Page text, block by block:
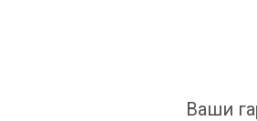
Ваши